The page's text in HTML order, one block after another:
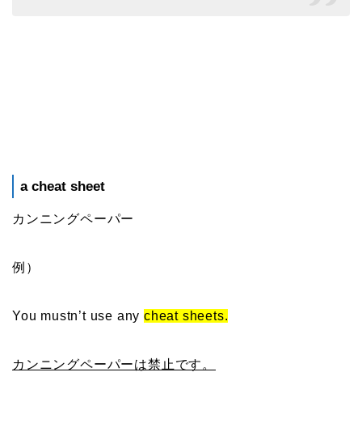
a cheat sheet
カンニングペーパー
例）
You mustn’t use anycheat sheets.
カンニングペーパーは禁止です。